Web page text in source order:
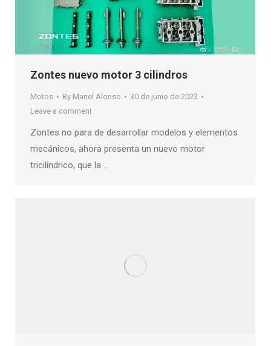
Zontes nuevo motor 3 cilindros
Motos By Manel Alonso
30 de junio de 2023
Leave a comment
Zontes no para de desarrollar modelos y elementos
mecánicos, ahora presenta un nuevo motor
tricilíndrico, que la …